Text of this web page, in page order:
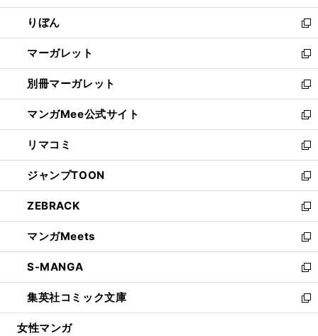
開
く
ウ
で
開
く
ン
ド
ウ
で
開
く
ウ
ィ
ン
ド
ウ
で
開
く
りぼん
新
し
い
ウ
ィ
ン
ド
ウ
で
開
く
マーガレット
新
し
い
ウ
ィ
ン
ド
ウ
で
開
く
別冊マーガレット
新
し
い
ウ
ィ
ン
ド
ウ
で
開
く
マンガMee公式サイト
新
し
い
ウ
ィ
ン
ド
ウ
で
開
く
リマコミ
新
し
い
ウ
ィ
ン
ド
ウ
で
開
く
ジャンプTOON
新
し
い
ウ
ィ
ン
ド
ウ
で
開
ZEBRACK
新
し
い
ウ
ィ
ン
ド
ウ
マンガMeets
新
し
い
ウ
ィ
ン
S-MANGA
新
し
い
ウ
集英社コミック文庫
新
し
女性マンガ